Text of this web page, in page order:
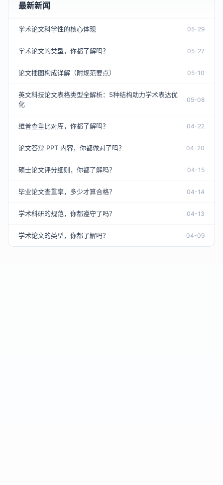
最新新闻
学术论文科学性的核心体现 05-29
学术论文的类型，你都了解吗？ 05-27
论文插图构成详解（附规范要点） 05-10
英文科技论文表格类型全解析：5种结构助力学术表达优
化
05-08
维普查重比对库，你都了解吗？ 04-22
论文答辩 PPT 内容，你都做对了吗？ 04-20
硕士论文评分细则，你都了解吗？ 04-15
毕业论文查重率，多少才算合格？ 04-14
学术科研的规范，你都遵守了吗？ 04-13
学术论文的类型，你都了解吗？ 04-09